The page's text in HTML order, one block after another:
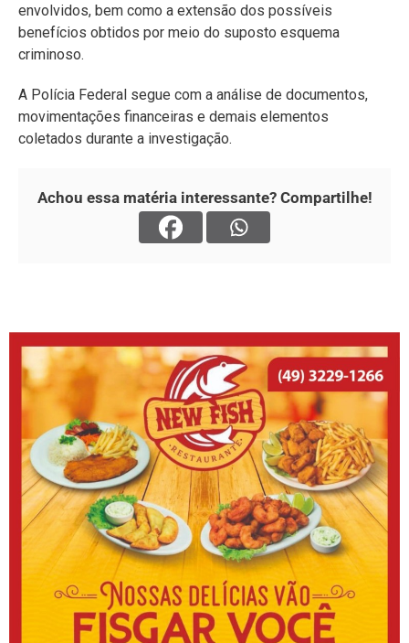
envolvidos, bem como a extensão dos possíveis
benefícios obtidos por meio do suposto esquema
criminoso.
A Polícia Federal segue com a análise de documentos,
movimentações financeiras e demais elementos
coletados durante a investigação.
Achou essa matéria interessante? Compartilhe!